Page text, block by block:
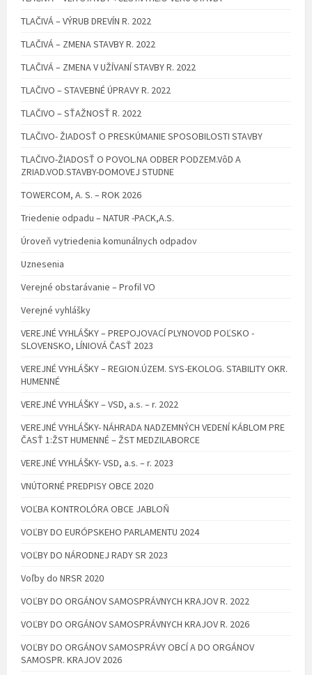
TLAČIVÁ – VÝRUB DREVÍN R. 2022
TLAČIVÁ – ZMENA STAVBY R. 2022
TLAČIVÁ – ZMENA V UŽÍVANÍ STAVBY R. 2022
TLAČIVO – STAVEBNÉ ÚPRAVY R. 2022
TLAČIVO – SŤAŽNOSŤ R. 2022
TLAČIVO- ŽIADOSŤ O PRESKÚMANIE SPOSOBILOSTI STAVBY
TLAČIVO-ŽIADOSŤ O POVOL.NA ODBER PODZEM.VôD A
ZRIAD.VOD.STAVBY-DOMOVEJ STUDNE
TOWERCOM, A. S. – ROK 2026
Triedenie odpadu – NATUR -PACK,A.S.
Úroveň vytriedenia komunálnych odpadov
Uznesenia
Verejné obstarávanie – Profil VO
Verejné vyhlášky
VEREJNÉ VYHLÁŠKY – PREPOJOVACÍ PLYNOVOD POĽSKO -
SLOVENSKO, LÍNIOVÁ ČASŤ 2023
VEREJNÉ VYHLÁŠKY – REGION.ÚZEM. SYS-EKOLOG. STABILITY OKR.
HUMENNÉ
VEREJNÉ VYHLÁŠKY – VSD, a.s. – r. 2022
VEREJNÉ VYHLÁŠKY- NÁHRADA NADZEMNÝCH VEDENÍ KÁBLOM PRE
ČASŤ 1:ŽST HUMENNÉ – ŽST MEDZILABORCE
VEREJNÉ VYHLÁŠKY- VSD, a.s. – r. 2023
VNÚTORNÉ PREDPISY OBCE 2020
VOĽBA KONTROLÓRA OBCE JABLOŇ
VOĽBY DO EURÓPSKEHO PARLAMENTU 2024
VOĽBY DO NÁRODNEJ RADY SR 2023
Voľby do NRSR 2020
VOĽBY DO ORGÁNOV SAMOSPRÁVNYCH KRAJOV R. 2022
VOĽBY DO ORGÁNOV SAMOSPRÁVNYCH KRAJOV R. 2026
VOĽBY DO ORGÁNOV SAMOSPRÁVY OBCÍ A DO ORGÁNOV
SAMOSPR. KRAJOV 2026